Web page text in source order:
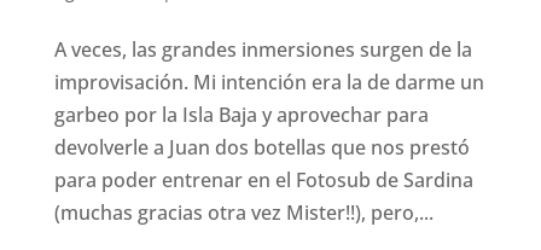
A veces, las grandes inmersiones surgen de la
improvisación. Mi intención era la de darme un
garbeo por la Isla Baja y aprovechar para
devolverle a Juan dos botellas que nos prestó
para poder entrenar en el Fotosub de Sardina
(muchas gracias otra vez Mister!!), pero,...